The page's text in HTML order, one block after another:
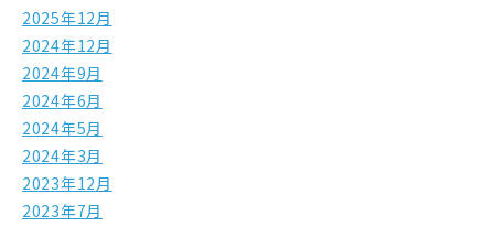
2025年12月
2024年12月
2024年9月
2024年6月
2024年5月
2024年3月
2023年12月
2023年7月